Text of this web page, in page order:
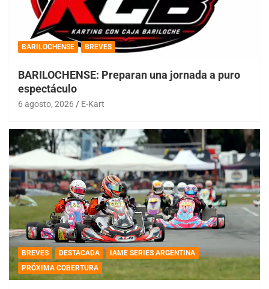
BARILOCHENSE BREVES
BARILOCHENSE: Preparan una jornada a puro
espectáculo
6 agosto, 2026 E-Kart
BREVES DESTACADA
IAME SERIES ARGENTINA
PRÓXIMA COBERTURA